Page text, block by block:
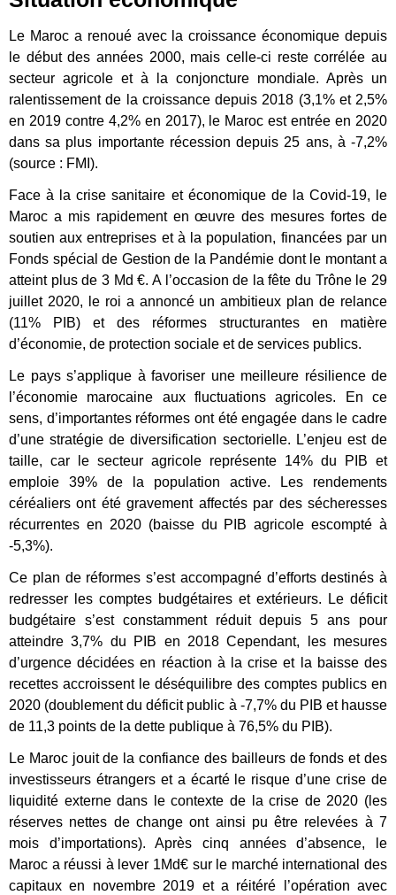
Le Maroc a renoué avec la croissance économique depuis
le début des années 2000, mais celle-ci reste corrélée au
secteur agricole et à la conjoncture mondiale. Après un
ralentissement de la croissance depuis 2018 (3,1% et 2,5%
en 2019 contre 4,2% en 2017), le Maroc est entrée en 2020
dans sa plus importante récession depuis 25 ans, à -7,2%
(source : FMI).
Face à la crise sanitaire et économique de la Covid-19, le
Maroc a mis rapidement en œuvre des mesures fortes de
soutien aux entreprises et à la population, financées par un
Fonds spécial de Gestion de la Pandémie dont le montant a
atteint plus de 3 Md €. A l’occasion de la fête du Trône le 29
juillet 2020, le roi a annoncé un ambitieux plan de relance
(11% PIB) et des réformes structurantes en matière
d’économie, de protection sociale et de services publics.
Le pays s’applique à favoriser une meilleure résilience de
l’économie marocaine aux fluctuations agricoles. En ce
sens, d’importantes réformes ont été engagée dans le cadre
d’une stratégie de diversification sectorielle. L’enjeu est de
taille, car le secteur agricole représente 14% du PIB et
emploie 39% de la population active. Les rendements
céréaliers ont été gravement affectés par des sécheresses
récurrentes en 2020 (baisse du PIB agricole escompté à
-5,3%).
Ce plan de réformes s’est accompagné d’efforts destinés à
redresser les comptes budgétaires et extérieurs. Le déficit
budgétaire s’est constamment réduit depuis 5 ans pour
atteindre 3,7% du PIB en 2018 Cependant, les mesures
d’urgence décidées en réaction à la crise et la baisse des
recettes accroissent le déséquilibre des comptes publics en
2020 (doublement du déficit public à -7,7% du PIB et hausse
de 11,3 points de la dette publique à 76,5% du PIB).
Le Maroc jouit de la confiance des bailleurs de fonds et des
investisseurs étrangers et a écarté le risque d’une crise de
liquidité externe dans le contexte de la crise de 2020 (les
réserves nettes de change ont ainsi pu être relevées à 7
mois d’importations). Après cinq années d’absence, le
Maroc a réussi à lever 1Md€ sur le marché international des
capitaux en novembre 2019 et a réitéré l’opération avec